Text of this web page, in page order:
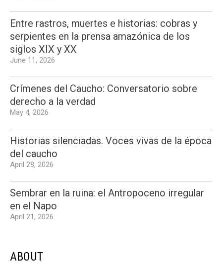
Entre rastros, muertes e historias: cobras y
serpientes en la prensa amazónica de los
siglos XIX y XX
June 11, 2026
Crímenes del Caucho: Conversatorio sobre
derecho a la verdad
May 4, 2026
Historias silenciadas. Voces vivas de la época
del caucho
April 28, 2026
Sembrar en la ruina: el Antropoceno irregular
en el Napo
April 21, 2026
ABOUT